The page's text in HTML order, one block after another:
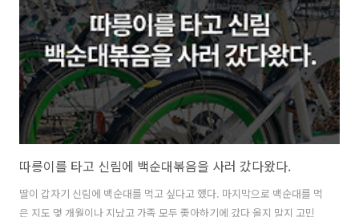
르게 비트코인이 오르고 있는데 매도를 하기란 쉽지 않을 것이다. 그러다
가 다시 고점에서 떨어지면 그때는 또 그 고점에 올랐던 순간이 떠올라
다시 ..
따릉이를 타고 신림에 백순대볶음을 사러 갔다왔다.
딸이 갑자기 신림에 백순대를 먹고 싶다고 했다. 마지막으로 백순대를 먹
은 지도 몇 개월이나 지났고 가족 모두 좋아하기에 갔다 올지 말지 고민